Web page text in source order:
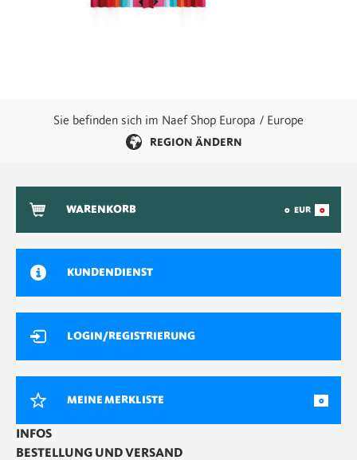
Sie befinden sich im Naef Shop Europa / Europe
REGION ÄNDERN
WARENKORB 0 EUR 0
KUNDENDIENST
LOGIN/REGISTRIERUNG
MEINE MERKLISTE 0
INFOS
BESTELLUNG UND VERSAND